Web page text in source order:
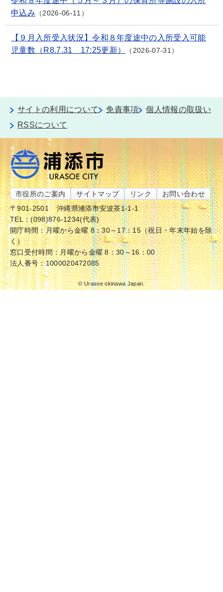
申込み
2026-06-11
【９月入所受入状況】令和８年度途中の入所受入可能
児童数（R8.7.31 17:25更新）
2026-07-31
サイトの利用について 免責事項
個人情報の取扱い
RSSについて
市役所のご案内 サイトマップ リンク
お問い合わせ
〒901-2501
沖縄県浦添市安波茶1-1-1
TEL：(098)876-1234(代表)
開庁時間：月曜から金曜 8：30～17：15（祝日・年末年始を除
く）
窓口受付時間：月曜から金曜 8：30～16：00
法人番号：1000020472085
© Urasoe okinawa Japan.